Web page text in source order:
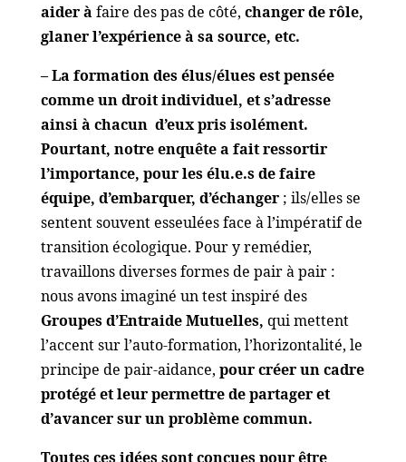
aider à faire des pas de côté, changer de rôle,
glaner l’expérience à sa source, etc.
– La formation des élus/élues est pensée
comme un droit individuel, et s’adresse
ainsi à chacun d’eux pris isolément.
Pourtant, notre enquête a fait ressortir
l’importance, pour les élu.e.s de faire
équipe, d’embarquer, d’échanger; ils/elles se
sentent souvent esseulées face à l’impératif de
transition écologique. Pour y remédier,
travaillons diverses formes de pair à pair :
nous avons imaginé un test inspiré des
Groupes d’Entraide Mutuelles, qui mettent
l’accent sur l’auto-formation, l’horizontalité, le
principe de pair-aidance, pour créer un cadre
protégé et leur permettre de partager et
d’avancer sur un problème commun.
Toutes ces idées sont conçues pour être